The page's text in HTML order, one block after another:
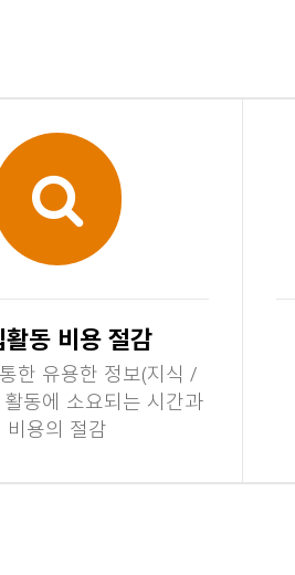
활동 비용 절감
한 유용한 정보(지식 /
동에 소요되는 시간과
비용의 절감